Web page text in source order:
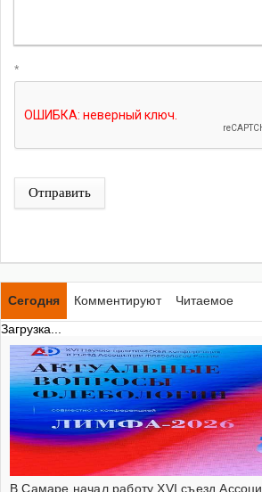
*
Отправить
Сегодня Комментируют
Читаемое
Загрузка...
В Самаре начал работу XVI съезд